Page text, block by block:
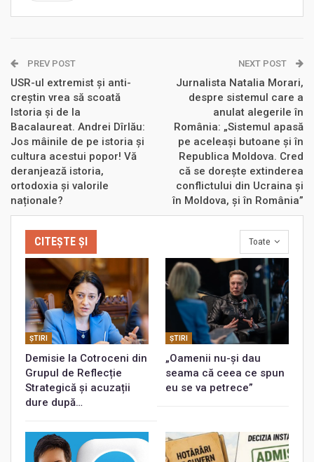
PREV POST
USR-ul extremist și anti-
creștin vrea să scoată
Istoria și de la
Bacalaureat. Andrei Dîrlău:
Jos mâinile de pe istoria și
cultura acestui popor! Vă
deranjează istoria,
ortodoxia și valorile
naționale?
NEXT POST
Jurnalista Natalia Morari,
despre sistemul care a
anulat alegerile în
România: „Sistemul apasă
pe aceleași butoane și în
Republica Moldova. Cred
că se dorește extinderea
conflictului din Ucraina și
în Moldova, și în România”
Toate
CITEȘTE ȘI
ŞTIRI
Demisie la Cotroceni din
Grupul de Reflecție
Strategică și acuzații
dure după…
ŞTIRI
„Oamenii nu-și dau
seama că ceea ce spun
eu se va petrece”